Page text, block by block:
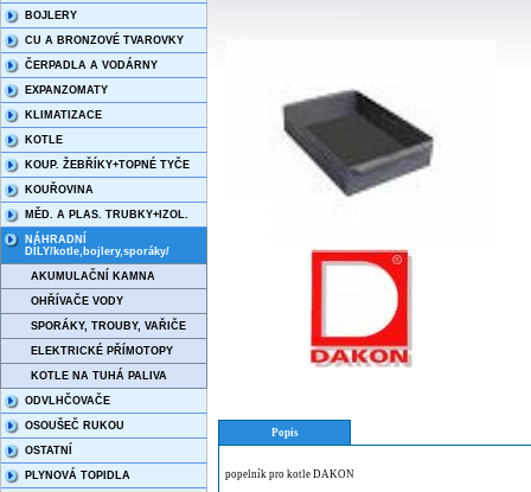
BOJLERY
CU A BRONZOVÉ TVAROVKY
ČERPADLA A VODÁRNY
EXPANZOMATY
KLIMATIZACE
KOTLE
KOUP. ŽEBŘÍKY+TOPNÉ TYČE
KOUŘOVINA
MĚD. A PLAS. TRUBKY+IZOL.
NÁHRADNÍ
DÍLY/kotle,bojlery,sporáky/
AKUMULAČNÍ KAMNA
OHŘÍVAČE VODY
SPORÁKY, TROUBY, VAŘIČE
ELEKTRICKÉ PŘÍMOTOPY
KOTLE NA TUHÁ PALIVA
ODVLHČOVAČE
OSOUŠEČ RUKOU
OSTATNÍ
PLYNOVÁ TOPIDLA
Popis
popelník pro kotle DAKON